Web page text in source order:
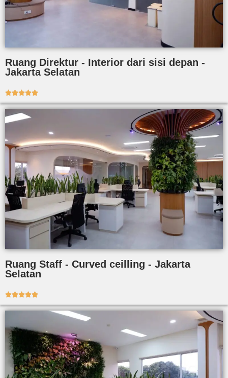
Ruang Direktur - Interior dari sisi depan -
Jakarta Selatan

Ruang Staff - Curved ceilling - Jakarta
Selatan
